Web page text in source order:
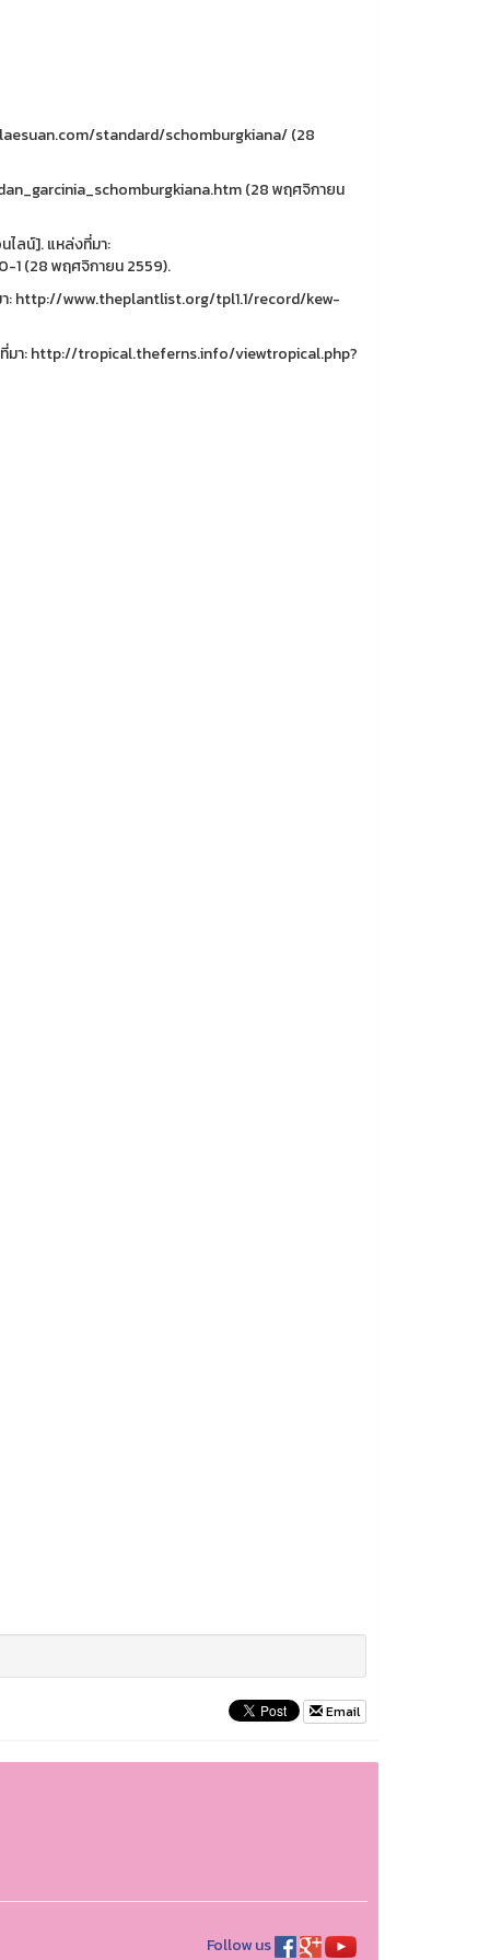
standard/schomburgkiana/ (28
(28 พฤศจิกายน
ไลน์]. แหล่งที่มา:
(28 พฤศจิกายน 2559).
: http://www.theplantlist.org/tpl1.1/record/kew-
ที่มา: http://tropical.theferns.info/viewtropical.php?
Email
Follow us